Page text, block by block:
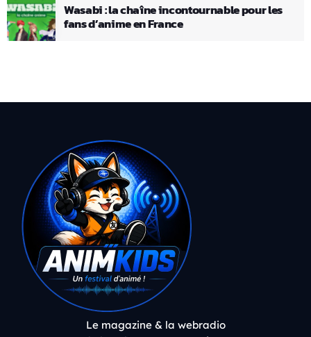
Wasabi : la chaîne incontournable pour les
fans d’anime en France
Le magazine & la webradio